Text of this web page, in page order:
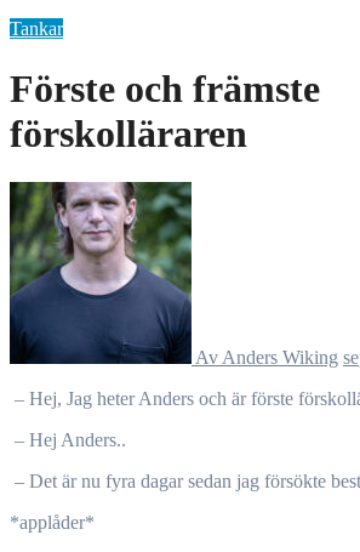
Tankar
Förste och främste
förskolläraren
Av Anders Wiking
– Hej, Jag heter Anders och är förste
– Hej Anders..
– Det är nu fyra dagar sedan jag försökte
*applåder*